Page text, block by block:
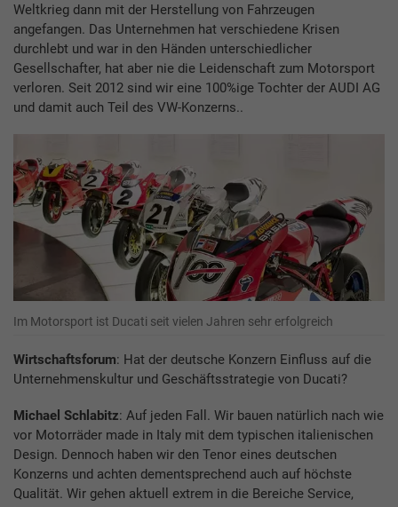
Weltkrieg dann mit der Herstellung von Fahrzeugen
angefangen. Das Unternehmen hat verschiedene Krisen
durchlebt und war in den Händen unterschiedlicher
Gesellschafter, hat aber nie die Leidenschaft zum Motorsport
verloren. Seit 2012 sind wir eine 100%ige Tochter der AUDI AG
und damit auch Teil des VW-Konzerns..
Im Motorsport ist Ducati seit vielen Jahren sehr erfolgreich
Wirtschaftsforum: Hat der deutsche Konzern Einfluss auf die
Unternehmenskultur und Geschäftsstrategie von Ducati?
Michael Schlabitz: Auf jeden Fall. Wir bauen natürlich nach wie
vor Motorräder made in Italy mit dem typischen italienischen
Design. Dennoch haben wir den Tenor eines deutschen
Konzerns und achten dementsprechend auch auf höchste
Qualität. Wir gehen aktuell extrem in die Bereiche Service,